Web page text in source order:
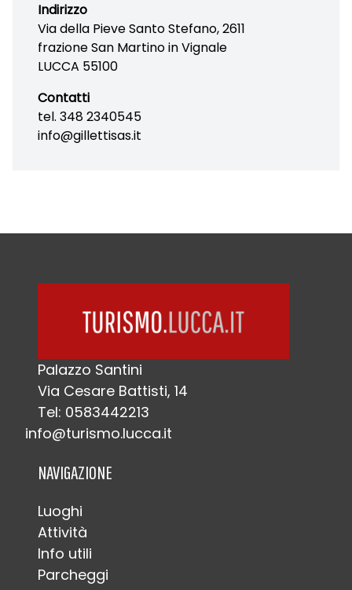
Indirizzo
Via della Pieve Santo Stefano, 2611
frazione San Martino in Vignale
LUCCA 55100
Contatti
tel. 348 2340545
info@gillettisas.it
Palazzo Santini
Via Cesare Battisti, 14
Tel: 0583442213
info@turismo.lucca.it
NAVIGAZIONE
Luoghi
Attività
Info utili
Parcheggi